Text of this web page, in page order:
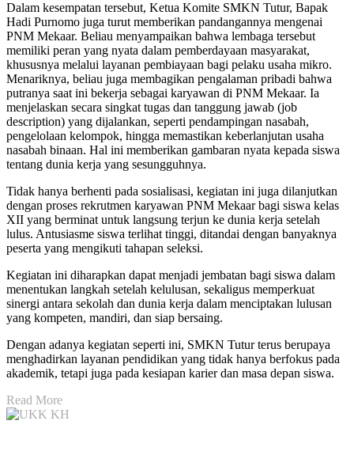
Dalam kesempatan tersebut, Ketua Komite SMKN Tutur, Bapak
Hadi Purnomo juga turut memberikan pandangannya mengenai
PNM Mekaar. Beliau menyampaikan bahwa lembaga tersebut
memiliki peran yang nyata dalam pemberdayaan masyarakat,
khususnya melalui layanan pembiayaan bagi pelaku usaha mikro.
Menariknya, beliau juga membagikan pengalaman pribadi bahwa
putranya saat ini bekerja sebagai karyawan di PNM Mekaar. Ia
menjelaskan secara singkat tugas dan tanggung jawab (job
description) yang dijalankan, seperti pendampingan nasabah,
pengelolaan kelompok, hingga memastikan keberlanjutan usaha
nasabah binaan. Hal ini memberikan gambaran nyata kepada siswa
tentang dunia kerja yang sesungguhnya.
Tidak hanya berhenti pada sosialisasi, kegiatan ini juga dilanjutkan
dengan proses rekrutmen karyawan PNM Mekaar bagi siswa kelas
XII yang berminat untuk langsung terjun ke dunia kerja setelah
lulus. Antusiasme siswa terlihat tinggi, ditandai dengan banyaknya
peserta yang mengikuti tahapan seleksi.
Kegiatan ini diharapkan dapat menjadi jembatan bagi siswa dalam
menentukan langkah setelah kelulusan, sekaligus memperkuat
sinergi antara sekolah dan dunia kerja dalam menciptakan lulusan
yang kompeten, mandiri, dan siap bersaing.
Dengan adanya kegiatan seperti ini, SMKN Tutur terus berupaya
menghadirkan layanan pendidikan yang tidak hanya berfokus pada
akademik, tetapi juga pada kesiapan karier dan masa depan siswa.
Read More